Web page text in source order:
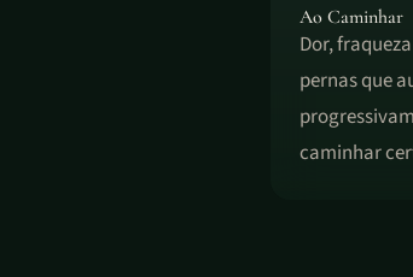
Ao Caminhar
Dor,
pernas que
caminhar